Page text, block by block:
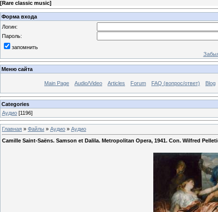
[Rare classic music]
Форма входа
Логин:
Пароль:
запомнить
Меню сайта
Main Page Audio/Video Articles Forum FAQ (вопрос/ответ) Blog
Categories
Аудио [1196]
Главная » Файлы » Аудио » Аудио
Camille Saint-Saëns. Samson et Dalila. Metropolitan Opera, 1941. Con. Wilfred